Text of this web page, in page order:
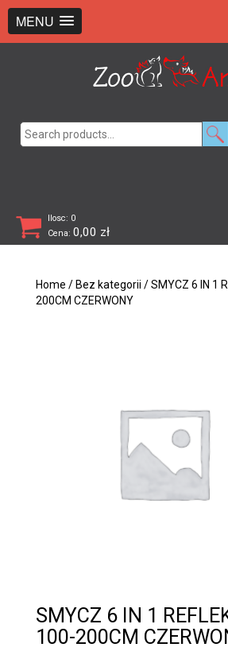
MENU
Ilosc: 0
Cena: 0,00 zł
Home / Bez kategorii / SMYCZ 6 IN 1
200CM CZERWONY
SMYCZ 6 IN 1
100-200CM